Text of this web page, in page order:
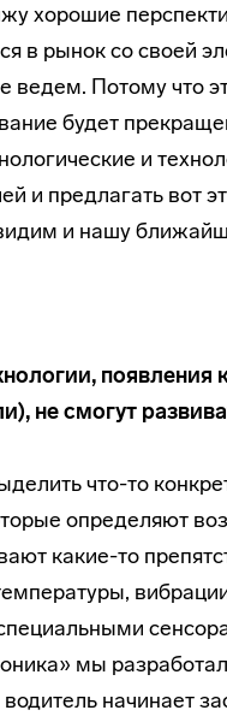
хорошие
в рынок со своей
ведем. Потому что
будет
и
и предлагать вот
и нашу
не смогут
что-то
определяют
какие-то
мы
водитель начинает